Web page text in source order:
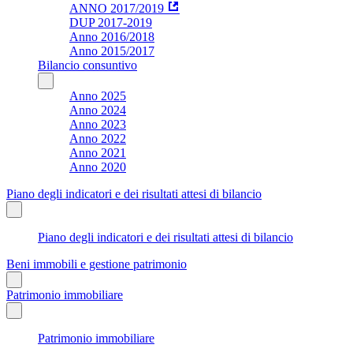
ANNO 2017/2019
DUP 2017-2019
Anno 2016/2018
Anno 2015/2017
Bilancio consuntivo
Anno 2025
Anno 2024
Anno 2023
Anno 2022
Anno 2021
Anno 2020
Piano degli indicatori e dei risultati attesi di bilancio
Piano degli indicatori e dei risultati attesi di bilancio
Beni immobili e gestione patrimonio
Patrimonio immobiliare
Patrimonio immobiliare